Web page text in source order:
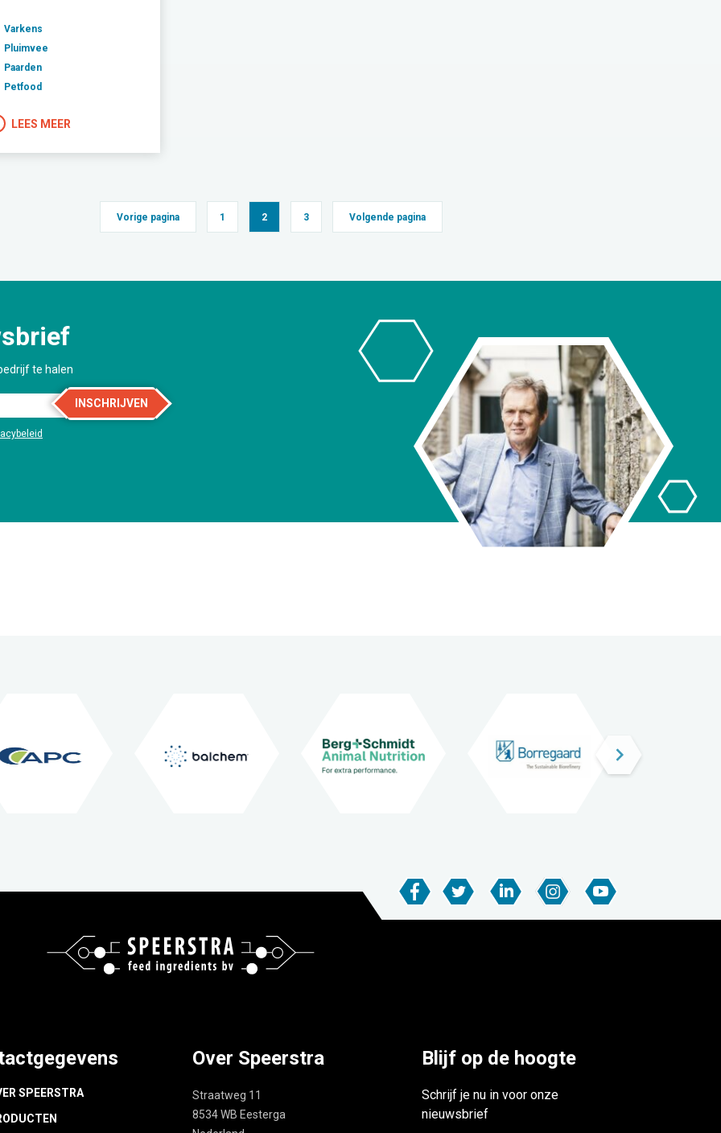
Varkens
Pluimvee
Paarden
Petfood
LEES MEER
Vorige pagina 1 2 3 Volgende pagina
te halen
INSCHRIJVEN
SPEERSTRA
Over Speerstra
Straatweg 11
8534 WB Eesterga
Blijf op de hoogte
Schrijf je nu in voor onze
nieuwsbrief